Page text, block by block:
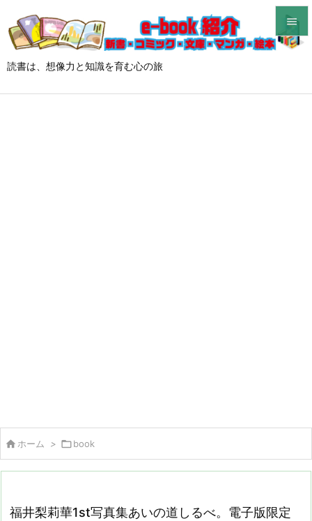
読書は、想像力と知識を育む心の旅


ホーム > book
福井梨莉華1st写真集あいの道しるべ。電子版限定